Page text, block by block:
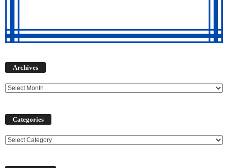
Archives
Categories
Categories